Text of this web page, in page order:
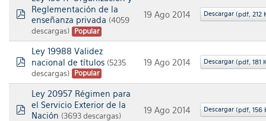
pdf
Reglementación de la
enseñanza privada (4059
descargas)
Popular
19 Ago 2014 Descargar (pdf, 212
Ley 19988 Validez
nacional de títulos (5235
descargas)
Popular
19 Ago 2014 Descargar (pdf, 181
Ley 20957 Régimen para
el Servicio Exterior de la
Nación (3693 descargas)
19 Ago 2014 Descargar (pdf, 156